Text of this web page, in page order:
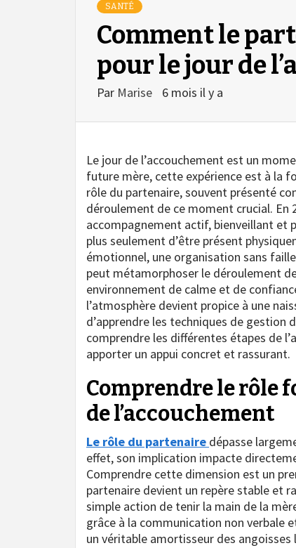
SANTÉ
Comment le
pour le jour de
Par Marise 6 mois il y a
Le jour de l’accouchement est un
future mère, cette expérience est à la
rôle du partenaire, souvent présenté
déroulement de ce moment crucial. En
accompagnement actif, bienveillant et
plus seulement d’être présent
émotionnel, une organisation sans
peut métamorphoser le déroulement
environnement de calme et de
l’atmosphère devient propice à une
d’apprendre les techniques de gestion
comprendre les différentes étapes de
apporter un appui concret et rassurant.
Comprendre le rôle
de l’accouchement
Le rôle du partenaire dépasse
effet, son implication impacte
Comprendre cette dimension est un
partenaire devient un repère stable et
simple action de tenir la main de la
grâce à la communication non verbale
un véritable amortisseur des angoisses